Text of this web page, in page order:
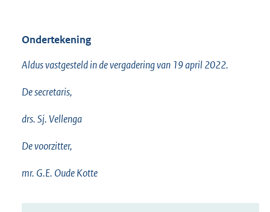
Ondertekening
Aldus vastgesteld in de vergadering van 19 april 2022.
De secretaris,
drs. Sj. Vellenga
De voorzitter,
mr. G.E. Oude Kotte